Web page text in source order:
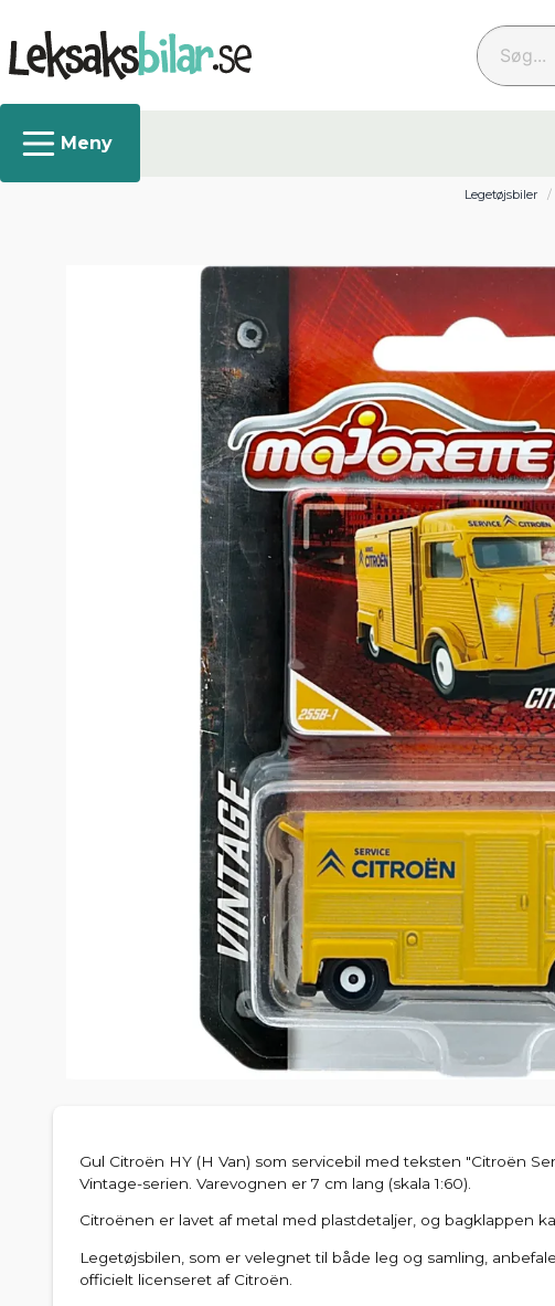
Søg...
Legetøjsbiler
Gul Citroën HY (H Van) som servicebil med teksten "Citroën
Vintage-serien. Varevognen er 7 cm lang (skala 1:60).
Citroënen er lavet af metal med plastdetaljer, og bagklappen
Legetøjsbilen, som er velegnet til både leg og samling,
officielt licenseret af Citroën.